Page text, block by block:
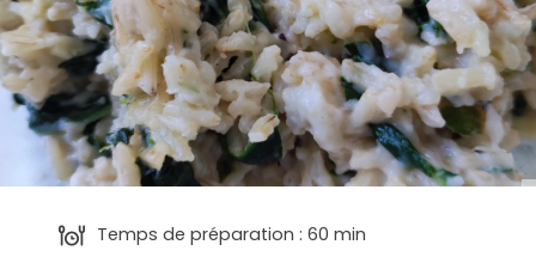
Temps de préparation : 60 min